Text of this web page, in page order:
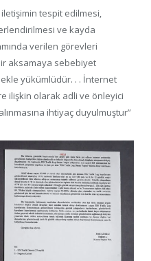
iletişimin tespit edilmesi,
ve kayda
verilen görevleri
aksamaya sebebiyet
yükümlüdür. . . İnternet
ilişkin olarak adli ve önleyici
ihtiyaç duyulmuştur”